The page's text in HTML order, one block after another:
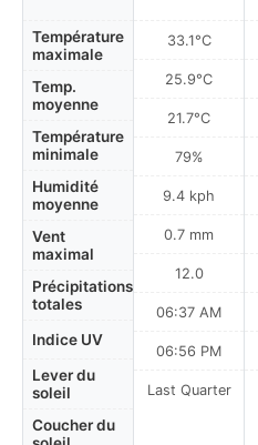
Température
maximale
Temp.
moyenne
Température
minimale
Humidité
moyenne
Vent
maximal
Précipitations
totales
Indice UV
Lever du
soleil
Coucher du
33.1°C
25.9°C
21.7°C
79%
9.4 kph
0.7 mm
12.0
06:37 AM
06:56 PM
Last Quarter